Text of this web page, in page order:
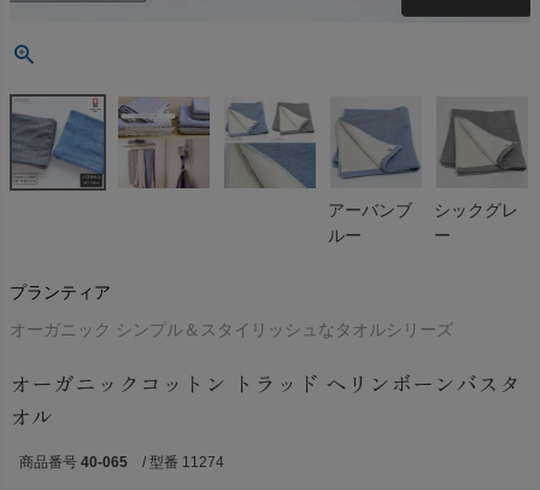
アーバンブ
ルー
シックグレ
ー
プランティア
オーガニック シンプル＆スタイリッシュなタオルシリーズ
オーガニックコットン トラッド ヘリンボーンバスタ
オル
商品番号 40-065 / 型番 11274